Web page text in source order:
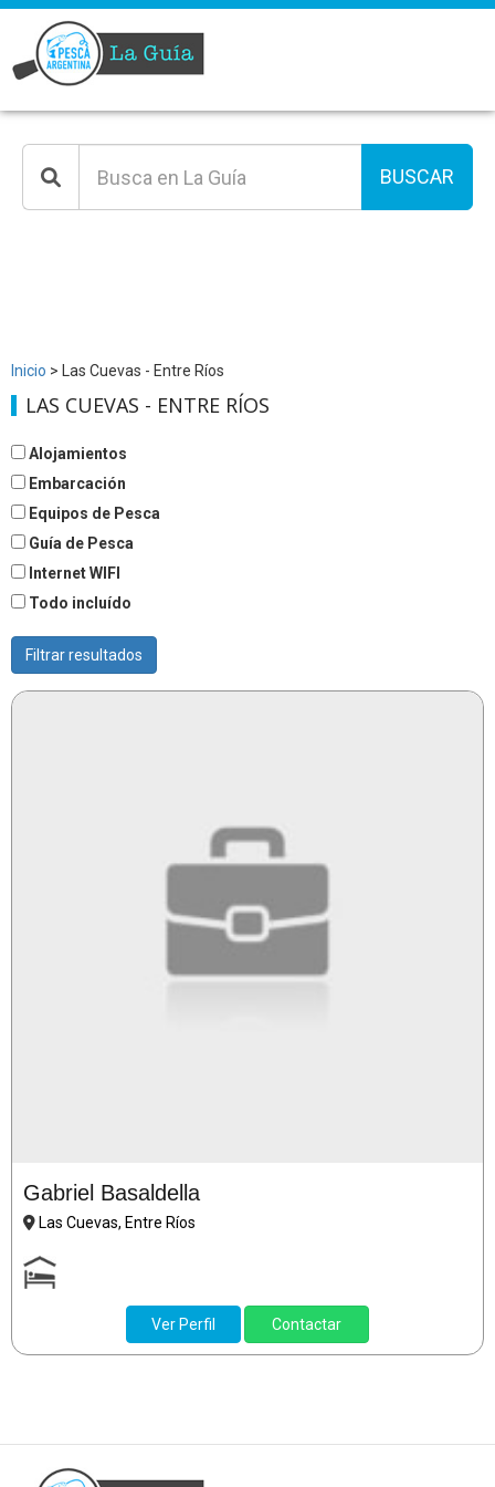
BUSCAR
Inicio > Las Cuevas - Entre Ríos
LAS CUEVAS - ENTRE RÍOS
Alojamientos
Embarcación
Equipos de Pesca
Guía de Pesca
Internet WIFI
Todo incluído
Filtrar resultados
Gabriel Basaldella
Las Cuevas, Entre Ríos
Ver Perfil Contactar